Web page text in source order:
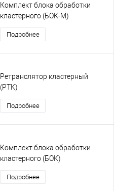
Комплект блока обработки
кластерного (БОК-М)
Подробнее
Ретранслятор кластерный
(РТК)
Подробнее
Комплект блока обработки
кластерного (БОК)
Подробнее